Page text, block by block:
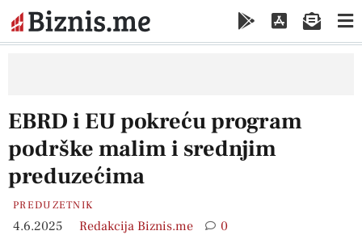
EBRD i EU pokreću program
podrške malim i srednjim
preduzećima
PREDUZETNIK
4.6.2025 Redakcija Biznis.me 0